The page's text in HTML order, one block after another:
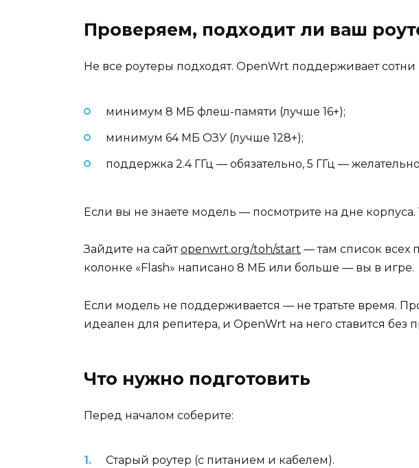
Проверяем, подходит ли ваш
Не все роутеры подходят. OpenWrt поддерживает
минимум 8 МБ флеш-памяти (лучше 16+);
минимум 64 МБ ОЗУ (лучше 128+);
поддержка 2.4 ГГц — обязательно, 5 ГГц —
Если вы не знаете модель — посмотрите на дне
Зайдите на сайтopenwrt.org/toh/start — там список всех
колонке «Flash» написано 8 МБ или больше — вы в игре.
Если модель не поддерживается — не тратьте время.
идеален для репитера, и OpenWrt на него ставится без
Что нужно подготовить
Перед началом соберите:
Старый роутер (с питанием и кабелем).